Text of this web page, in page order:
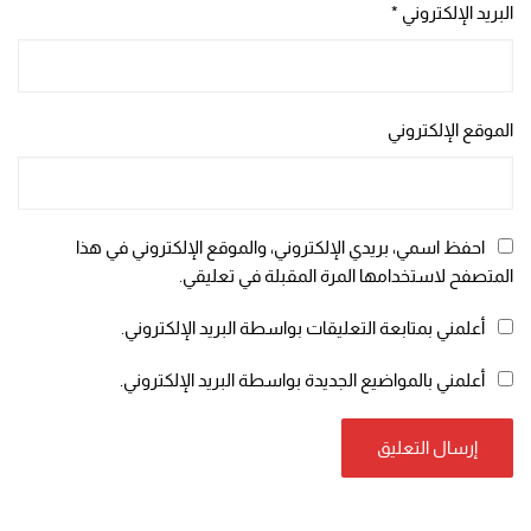
البريد الإلكتروني *
الموقع الإلكتروني
احفظ اسمي، بريدي الإلكتروني، والموقع الإلكتروني في هذا
المتصفح لاستخدامها المرة المقبلة في تعليقي.
أعلمني بمتابعة التعليقات بواسطة البريد الإلكتروني.
أعلمني بالمواضيع الجديدة بواسطة البريد الإلكتروني.